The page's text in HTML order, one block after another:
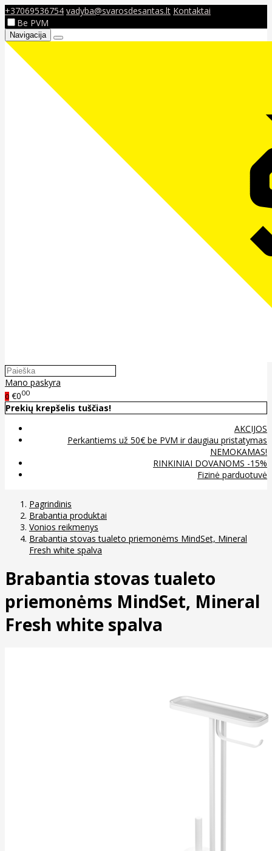
+37069536754 vadyba@svarosdesantas.lt Kontaktai
Be PVM
Navigacija
Mano paskyra
0 €000
Prekių krepšelis tuščias!
AKCIJOS
Perkantiems už 50€ be PVM ir daugiau pristatymas
NEMOKAMAS!
RINKINIAI DOVANOMS -15%
Fizinė parduotuvė
Pagrindinis
Brabantia produktai
Vonios reikmenys
Brabantia stovas tualeto priemonėms MindSet, Mineral
Fresh white spalva
Brabantia stovas tualeto
priemonėms MindSet, Mineral
Fresh white spalva